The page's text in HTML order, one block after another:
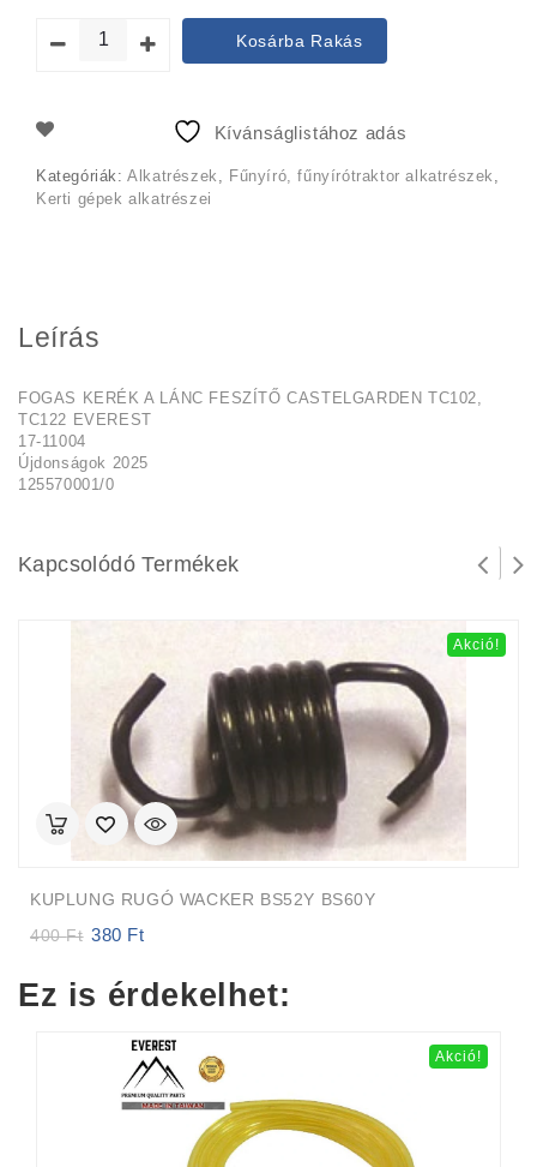
price
was:
1
price
is:
Kosárba Rakás
Kívánságlistához adás
Kategóriák:Alkatrészek Fűnyíró, fűnyírótraktor alkatrészek
Kerti gépek alkatrészei
Leírás
FOGAS KERÉK A LÁNC FESZÍTŐ CASTELGARDEN TC102,
TC122 EVEREST
17-11004
Újdonságok 2025
125570001/0
Kapcsolódó Termékek
Akció!
KUPLUNG RUGÓ WACKER BS52Y BS60Y
400Ft
Original
400 Ft.
380 Ft
380 Ft.
Ez is érdekelhet:
Akció!